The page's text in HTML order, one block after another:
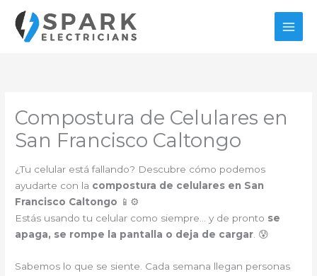
contenido
Compostura de Celulares en
San Francisco Caltongo
¿Tu celular está fallando? Descubre cómo podemos
ayudarte con la compostura de celulares en San
Francisco Caltongo 📱⚙️
Estás usando tu celular como siempre… y de pronto se
apaga, se rompe la pantalla o deja de cargar. 😰
Sabemos lo que se siente. Cada semana llegan personas